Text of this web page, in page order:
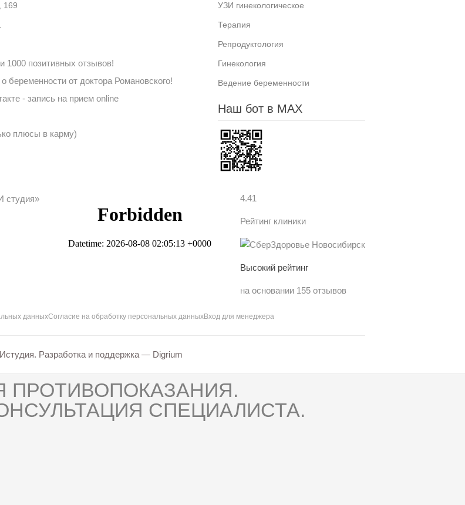
169
1000 позитивных отзывов!
беременности от доктора Романовского!
- запись на прием online
плюсы в карму)
УЗИ гинекологическое
Терапия
Репродуктология
Гинекология
Ведение беременности
Наш бот в MAX
студия»
4.41
Рейтинг клиники
Высокий рейтинг
на основании 155 отзывов
данныхСогласие на обработку персональных данныхВход для менеджера
Разработка и поддержка — Digrium
ПРОТИВОПОКАЗАНИЯ.
СПЕЦИАЛИСТА.